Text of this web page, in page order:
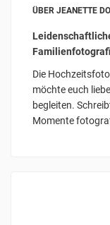
ÜBER JEANETTE
Die
möchte euch
begleiten.
Momente